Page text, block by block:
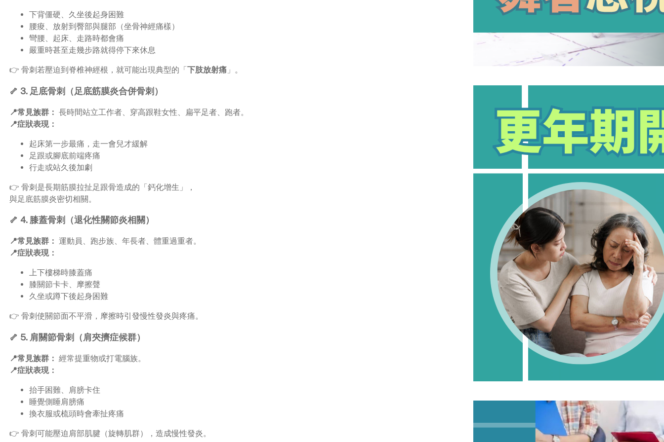
下背僵硬、久坐後起身困難
腰痠、放射到臀部與腿部（坐骨神經痛樣）
彎腰、起床、走路時都會痛
嚴重時甚至走幾步路就得停下來休息
👉 骨刺若壓迫到脊椎神經根，就可能出現典型的「下肢放射痛」。
🦴 3. 足底骨刺（足底筋膜炎合併骨刺）
📍常見族群： 長時間站立工作者、穿高跟鞋女性、扁平足者、跑者。
📍症狀表現：
起床第一步最痛，走一會兒才緩解
足跟或腳底前端疼痛
行走或站久後加劇
👉 骨刺是長期筋膜拉扯足跟骨造成的「鈣化增生」，
與足底筋膜炎密切相關。
🦴 4. 膝蓋骨刺（退化性關節炎相關）
📍常見族群： 運動員、跑步族、年長者、體重過重者。
📍症狀表現：
上下樓梯時膝蓋痛
膝關節卡卡、摩擦聲
久坐或蹲下後起身困難
👉 骨刺使關節面不平滑，摩擦時引發慢性發炎與疼痛。
🦴 5. 肩關節骨刺（肩夾擠症候群）
📍常見族群： 經常提重物或打電腦族。
📍症狀表現：
抬手困難、肩膀卡住
睡覺側睡肩膀痛
換衣服或梳頭時會牽扯疼痛
👉 骨刺可能壓迫肩部肌腱（旋轉肌群），造成慢性發炎。
更年期開始關節痛？專家解析荷爾蒙變
化與舒緩方法
March 16, 2026.